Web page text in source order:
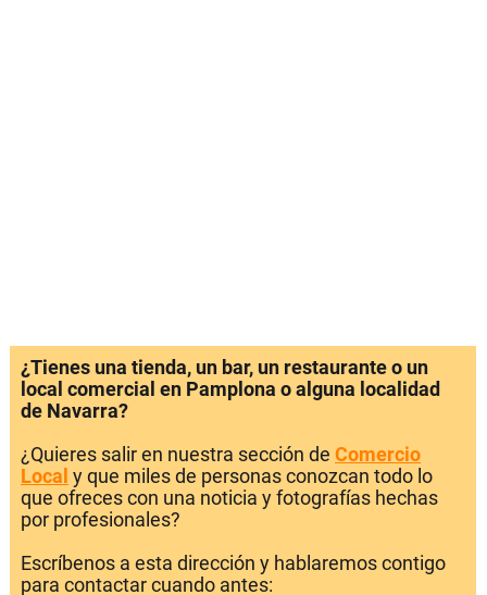
¿Tienes una tienda, un bar, un restaurante o un
local comercial en Pamplona o alguna localidad
de Navarra?
¿Quieres salir en nuestra sección de Comercio
Local y que miles de personas conozcan todo lo
que ofreces con una noticia y fotografías hechas
por profesionales?
Escríbenos a esta dirección y hablaremos contigo
para contactar cuando antes: